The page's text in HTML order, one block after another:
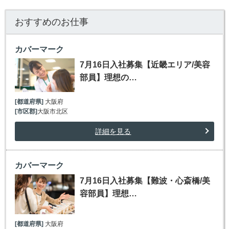
おすすめのお仕事
カバーマーク
7月16日入社募集【近畿エリア/美容
部員】理想の…
[都道府県]大阪府
[市区郡]大阪市北区
詳細を見る
カバーマーク
7月16日入社募集【難波・心斎橋/美
容部員】理想…
[都道府県]大阪府